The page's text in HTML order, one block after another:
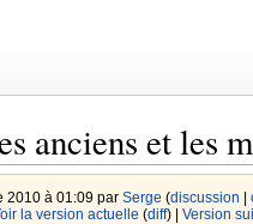
anciens et les
2010 à 01:09 par Serge (discussion
la version actuelle (diff) | Version